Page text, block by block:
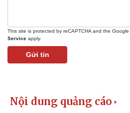
This site is protected by reCAPTCHA and the Google
Service apply.
Gửi tin